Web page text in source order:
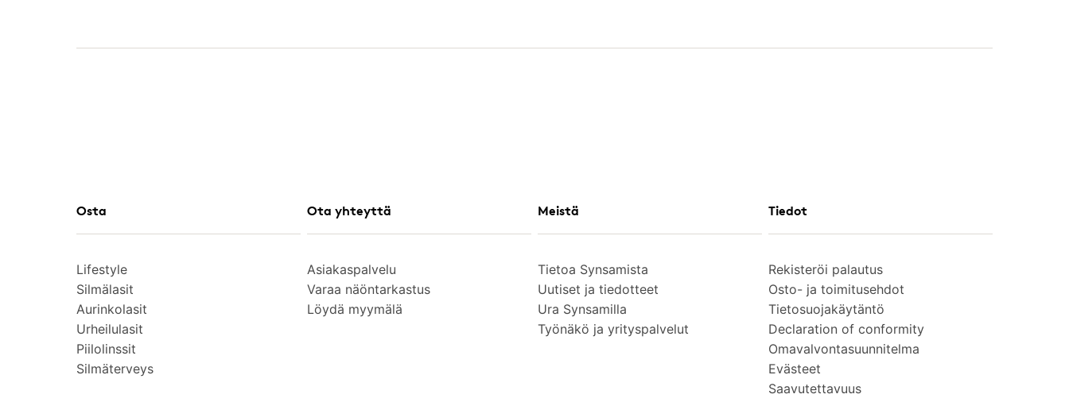
Osta
Lifestyle
Silmälasit
Aurinkolasit
Urheilulasit
Piilolinssit
Silmäterveys
Ota yhteyttä
Asiakaspalvelu
Varaa näöntarkastus
Löydä myymälä
Meistä
Tietoa Synsamista
Uutiset ja tiedotteet
Ura Synsamilla
Työnäkö ja yrityspalvelut
Tiedot
Rekisteröi palautus
Osto- ja toimitusehdot
Tietosuojakäytäntö
Declaration of conformity
Omavalvontasuunnitelma
Evästeet
Saavutettavuus